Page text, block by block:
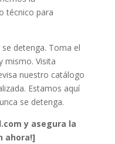
técnico para
detenga. Toma el
mismo. Visita
nuestro catálogo
Estamos aquí
se detenga.
y asegura la
ahora!]